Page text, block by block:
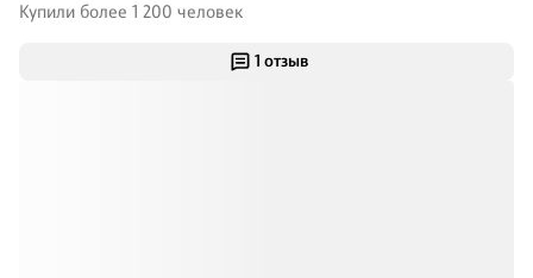
1 отзыв
Купили более 1 200 человек